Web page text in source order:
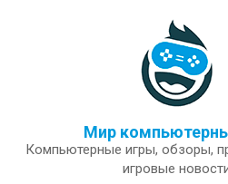
Мир
Компьютерные игры, обзоры,
игровые